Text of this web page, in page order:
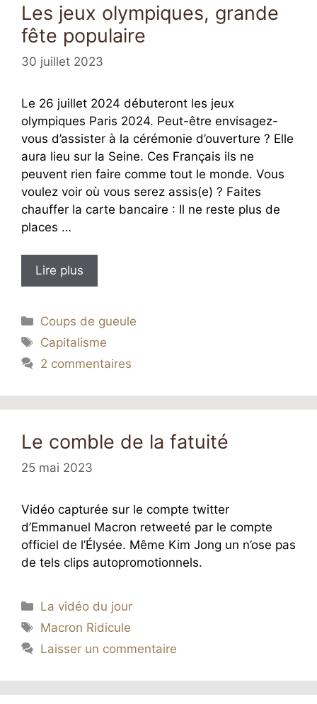
Les jeux olympiques, grande
fête populaire
30 juillet 2023
Le 26 juillet 2024 débuteront les jeux
olympiques Paris 2024. Peut-être envisagez-
vous d’assister à la cérémonie d’ouverture ? Elle
aura lieu sur la Seine. Ces Français ils ne
peuvent rien faire comme tout le monde. Vous
voulez voir où vous serez assis(e) ? Faites
chauffer la carte bancaire : Il ne reste plus de
places …
Lire plus
Catégories
Coups de gueule
Étiquettes
Capitalisme
2 commentaires
Le comble de la fatuité
25 mai 2023
Vidéo capturée sur le compte twitter
d’Emmanuel Macron retweeté par le compte
officiel de l’Élysée. Même Kim Jong un n’ose pas
de tels clips autopromotionnels.
Catégories
La vidéo du jour
Étiquettes
Macron Ridicule
Laisser un commentaire